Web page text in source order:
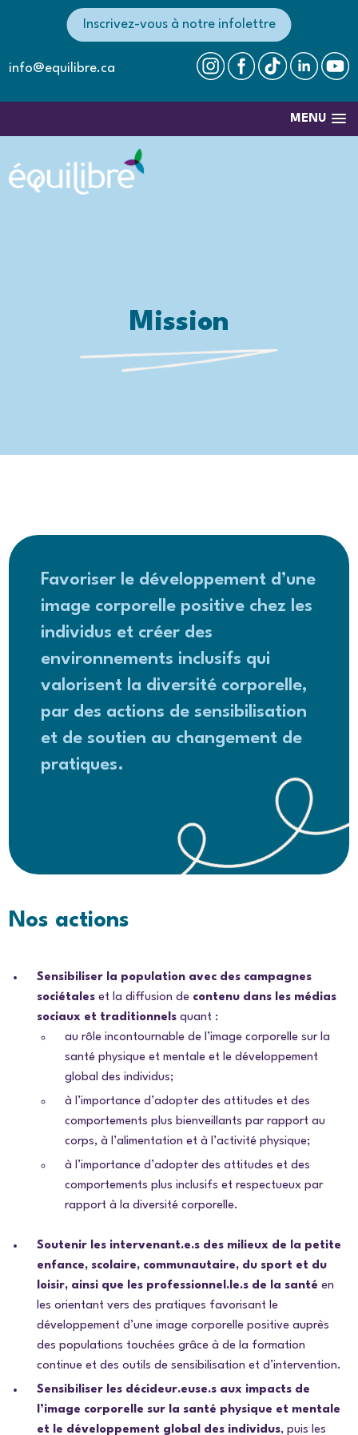
info@equilibre.ca
Inscrivez-vous à notre infolettre
MENU
Mission
Favoriser le développement d’une
image corporelle positive chez les
individus et créer des
environnements inclusifs qui
valorisent la diversité corporelle,
par des actions de sensibilisation
et de soutien au changement de
pratiques.
Nos actions
Sensibiliser la population avec des campagnes
sociétales et la diffusion de contenu dans les médias
sociaux et traditionnels quant :
au rôle incontournable de l’image corporelle sur la
santé physique et mentale et le développement
global des individus;
à l’importance d’adopter des attitudes et des
comportements plus bienveillants par rapport au
corps, à l’alimentation et à l’activité physique;
à l’importance d’adopter des attitudes et des
comportements plus inclusifs et respectueux par
rapport à la diversité corporelle.
Soutenir les intervenant.e.s des milieux de la petite
enfance, scolaire, communautaire, du sport et du
loisir, ainsi que les professionnel.le.s de la santéen
les orientant vers des pratiques favorisant le
développement d’une image corporelle positive auprès
des populations touchées grâce à de la formation
continue et des outils de sensibilisation et d’intervention.
Sensibiliser les décideur.euse.s aux impacts de
l’image corporelle sur la santé physique et mentale
et le développement global des individus, puis les